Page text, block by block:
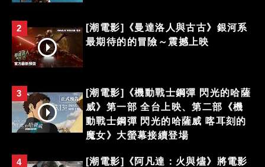
2
[潮電影]《曼達洛人與古古》銀河系
最期待的的冒險～震撼上映
3
[潮電影]《機動戰士鋼彈 閃光的哈薩
威》第一部 全台上映、第二部《機
動戰士鋼彈 閃光的哈薩威 喀耳刻的
魔女》大螢幕接續登場
4 [潮電影]《阿凡達：火與燼》將電影